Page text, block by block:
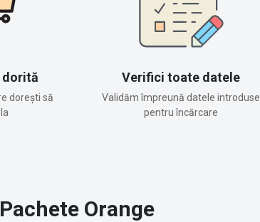
dorită
dorești să
Verifici toate datele
Validăm împreună datele introduse
pentru încărcare
Pachete Orange